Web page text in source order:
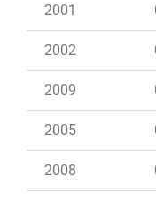
2001
2002
2009
2005
2008